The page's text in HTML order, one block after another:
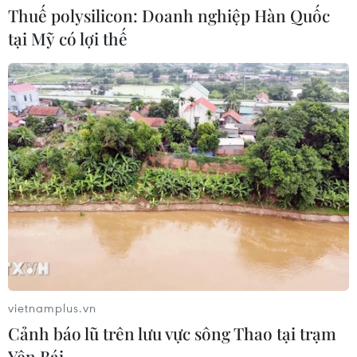
04/08/2026 14:24
Điều gì chờ đợi đồng yen sau cái bắt
tay giữa Mỹ-Nhật?
04/08/2026 14:11
ASC 2026: Tiếp lửa đam mê khoa học
cho thế hệ trẻ Việt Nam
04/08/2026 14:08
Thuế polysilicon: Doanh nghiệp Hàn Quốc
tại Mỹ có lợi thế
vietnamplus.vn
Cảnh báo lũ trên lưu vực sông Thao tại trạm